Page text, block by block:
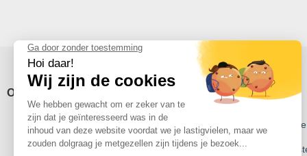
Over Avidsen
Qui sommes nous ?
Rejoignez nous
Steun
Avidsen
Technische